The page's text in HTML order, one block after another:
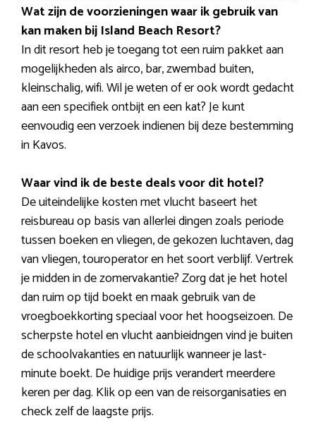
Wat zijn de voorzieningen waar ik gebruik van
kan maken bij Island Beach Resort?
In dit resort heb je toegang tot een ruim pakket aan
mogelijkheden als airco, bar, zwembad buiten,
kleinschalig, wifi. Wil je weten of er ook wordt gedacht
aan een specifiek ontbijt en een kat? Je kunt
eenvoudig een verzoek indienen bij deze bestemming
in Kavos.
Waar vind ik de beste deals voor dit hotel?
De uiteindelijke kosten met vlucht baseert het
reisbureau op basis van allerlei dingen zoals periode
tussen boeken en vliegen, de gekozen luchtaven, dag
van vliegen, touroperator en het soort verblijf. Vertrek
je midden in de zomervakantie? Zorg dat je het hotel
dan ruim op tijd boekt en maak gebruik van de
vroegboekkorting speciaal voor het hoogseizoen. De
scherpste hotel en vlucht aanbieidngen vind je buiten
de schoolvakanties en natuurlijk wanneer je last-
minute boekt. De huidige prijs verandert meerdere
keren per dag. Klik op een van de reisorganisaties en
check zelf de laagste prijs.